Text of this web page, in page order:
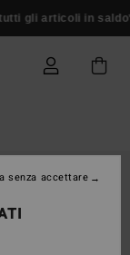
articoli in saldo*
senza accettare